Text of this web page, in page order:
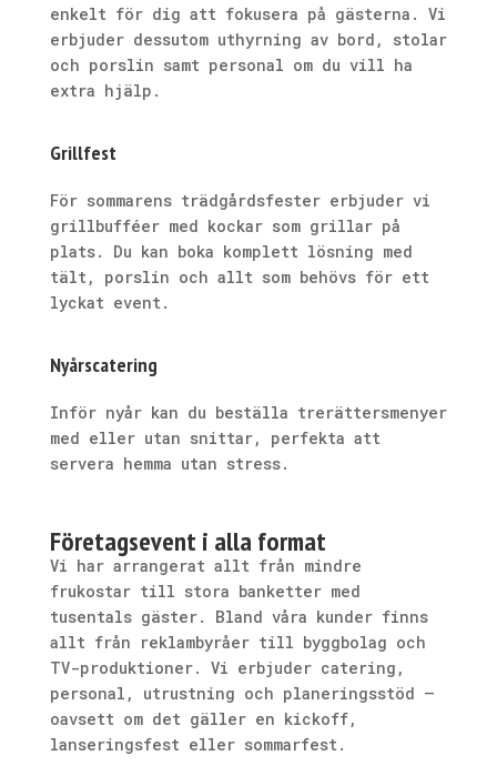
enkelt för dig att fokusera på gästerna. Vi
erbjuder dessutom uthyrning av bord, stolar
och porslin samt personal om du vill ha
extra hjälp.
Grillfest
För sommarens trädgårdsfester erbjuder vi
grillbufféer med kockar som grillar på
plats. Du kan boka komplett lösning med
tält, porslin och allt som behövs för ett
lyckat event.
Nyårscatering
Inför nyår kan du beställa trerättersmenyer
med eller utan snittar, perfekta att
servera hemma utan stress.
Företagsevent i alla format
Vi har arrangerat allt från mindre
frukostar till stora banketter med
tusentals gäster. Bland våra kunder finns
allt från reklambyråer till byggbolag och
TV-produktioner. Vi erbjuder catering,
personal, utrustning och planeringsstöd –
oavsett om det gäller en kickoff,
lanseringsfest eller sommarfest.